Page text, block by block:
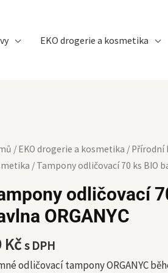
EKO drogerie a kosmetika
/ EKO drogerie a kosmetika / Přírodní
/ Tampony odličovací 70 ks BIO
odličovací
ORGANYC
Kčs DPH
odličovací tampony ORGANYC